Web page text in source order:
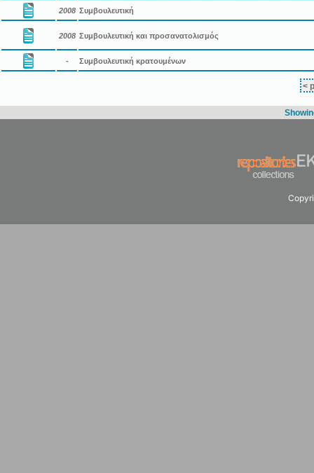
2008 Συμβουλευτική
2008 Συμβουλευτική και προσανατολισμός
- Συμβουλευτική κρατουμένων
<